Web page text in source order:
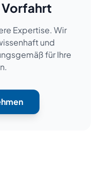
Expertise. Wir
und
für Ihre